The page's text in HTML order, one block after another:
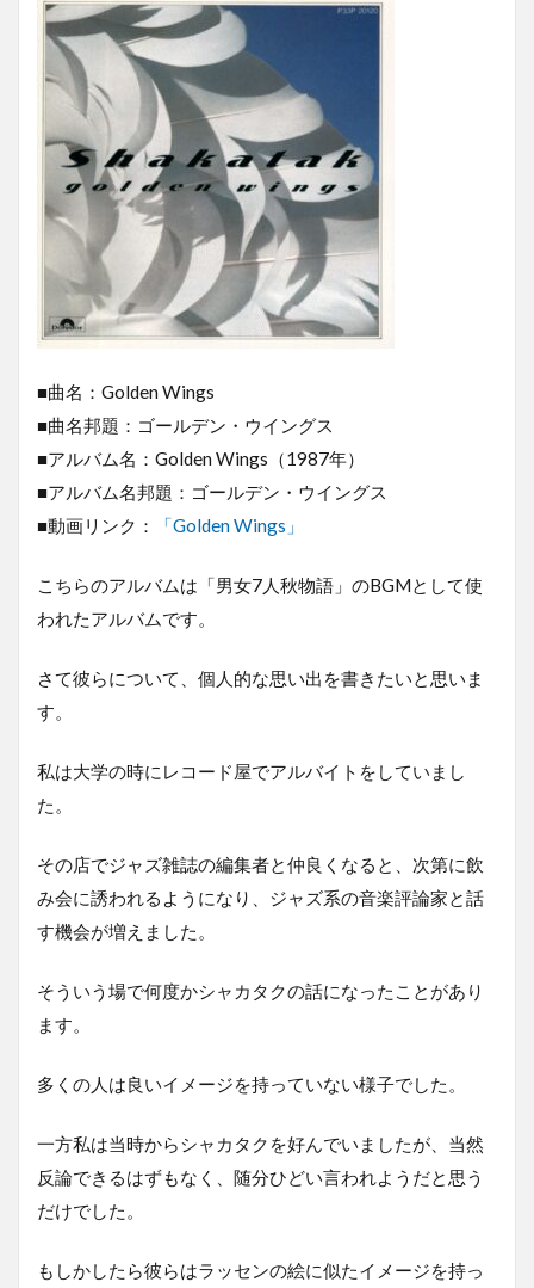
■曲名：Golden Wings
■曲名邦題：ゴールデン・ウイングス
■アルバム名：Golden Wings（1987年）
■アルバム名邦題：ゴールデン・ウイングス
■動画リンク：
「Golden Wings」
こちらのアルバムは「男女7人秋物語」のBGMとして使
われたアルバムです。
さて彼らについて、個人的な思い出を書きたいと思いま
す。
私は大学の時にレコード屋でアルバイトをしていまし
た。
その店でジャズ雑誌の編集者と仲良くなると、次第に飲
み会に誘われるようになり、ジャズ系の音楽評論家と話
す機会が増えました。
そういう場で何度かシャカタクの話になったことがあり
ます。
多くの人は良いイメージを持っていない様子でした。
一方私は当時からシャカタクを好んでいましたが、当然
反論できるはずもなく、随分ひどい言われようだと思う
だけでした。
もしかしたら彼らはラッセンの絵に似たイメージを持っ